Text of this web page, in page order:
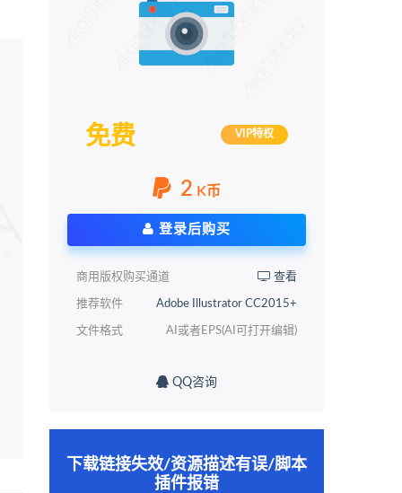
免费 VIP特权
2 K币
登录后购买
商用版权购买通道 查看
推荐软件 Adobe Illustrator CC2015+
文件格式 AI或者EPS(AI可打开编辑)
QQ咨询
下载链接失效/资源描述有误/脚本
插件报错